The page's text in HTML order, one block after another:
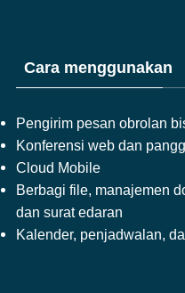
Cara menggunakan
Pengirim pesan obrolan
Konferensi web dan
Cloud Mobile
Berbagi file, manajemen
dan surat edaran
Kalender, penjadwalan,